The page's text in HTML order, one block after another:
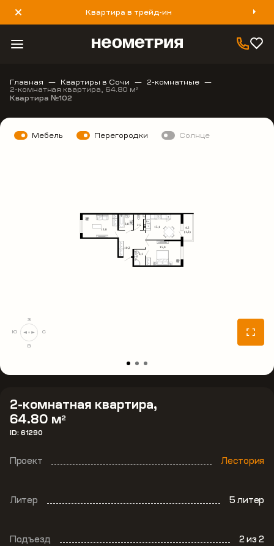
Квартира в трейд-ин
8 800 777 40 93
Главная Квартиры в Сочи 2-комнатные
2-комнатная квартира, 64.80 м2
Квартира №102
2-комнатная квартира,
64.80 м2
ID: 61290
Проект Лестория
Литер 5 литер
Подъезд 2из 2
Мебель Перегородки Солнце
С
В
Ю
З